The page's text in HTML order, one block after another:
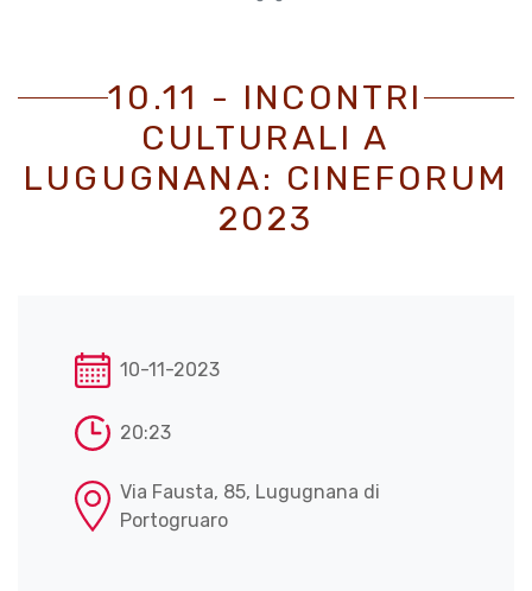
10.11 - INCONTRI
CULTURALI A
LUGUGNANA: CINEFORUM
2023
10-11-2023
20:23
Via Fausta, 85, Lugugnana di
Portogruaro